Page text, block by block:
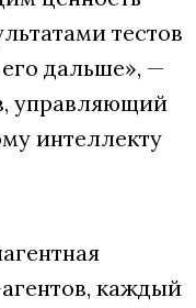
тестов
дальше», —
управляющий
интеллекту
каждый